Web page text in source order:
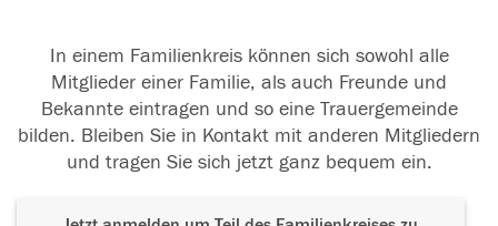
In einem Familienkreis können sich sowohl alle
Mitglieder einer Familie, als auch Freunde und
Bekannte eintragen und so eine Trauergemeinde
bilden. Bleiben Sie in Kontakt mit anderen Mitgliedern
und tragen Sie sich jetzt ganz bequem ein.